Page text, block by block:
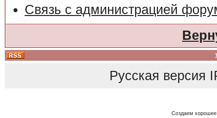
Связь с администрацией
Русская версия
Создаем